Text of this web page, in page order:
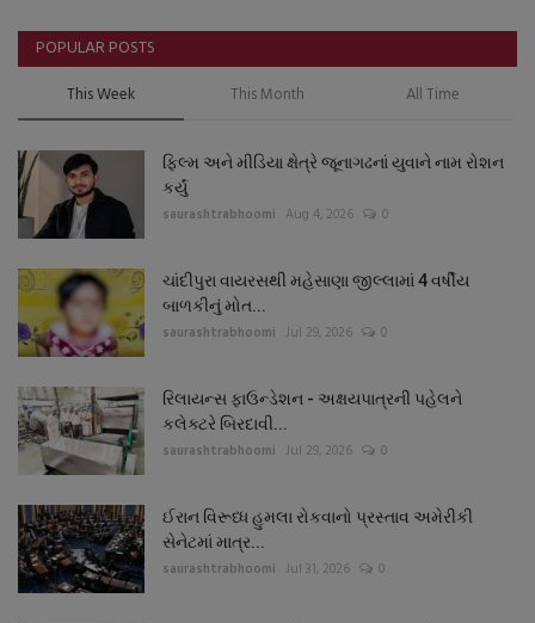
POPULAR POSTS
This Week This Month All Time
ફિલ્મ અને મીડિયા ક્ષેત્રે જૂનાગઢનાં યુવાને નામ રોશન
કર્યું
saurashtrabhoomi Aug 4, 2026 0
ચાંદીપુરા વાયરસથી મહેસાણા જીલ્લામાં 4 વર્ષીય
બાળકીનું મોત...
saurashtrabhoomi Jul 29, 2026 0
રિલાયન્સ ફાઉન્ડેશન - અક્ષયપાત્રની પહેલને
કલેક્ટરે બિરદાવી...
saurashtrabhoomi Jul 29, 2026 0
ઈરાન વિરૂધ્ધ હુમલા રોકવાનો પ્રસ્તાવ અમેરીકી
સેનેટમાં માત્ર...
saurashtrabhoomi Jul 31, 2026 0